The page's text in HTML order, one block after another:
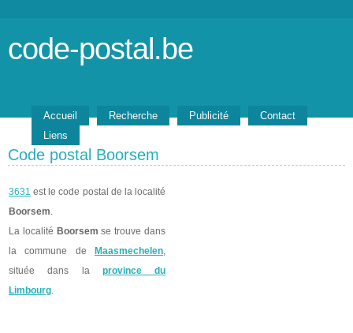
code-postal.be
Accueil Recherche Publicité
Contact
Liens
Code postal Boorsem
3631 est le code postal de la localité
Boorsem.
La localité Boorsem se trouve dans
la commune de
Maasmechelen,
située dans la province du
Limbourg.